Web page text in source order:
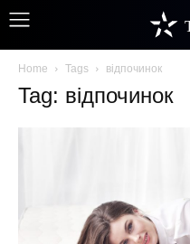
Home Tags відпочинок
Tag: відпочинок